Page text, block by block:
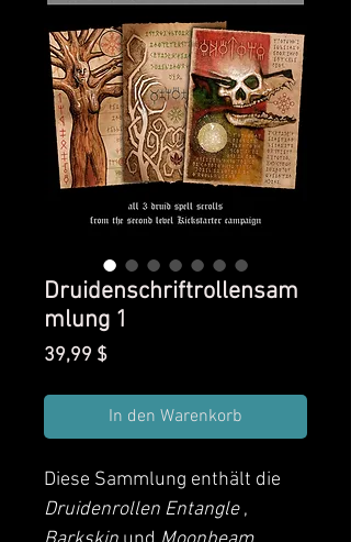
Druidenschriftrollensam
mlung 1
39,99 $Preis
In den Warenkorb
Diese Sammlung enthält die
Druidenrollen Entangle,